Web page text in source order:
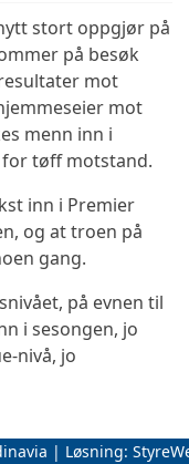
stort oppgjør på
på besøk
mot
mot
menn inn i
tøff motstand.
inn i Premier
og at troen på
gang.
på evnen til
i sesongen, jo
‑nivå, jo
| Løsning: